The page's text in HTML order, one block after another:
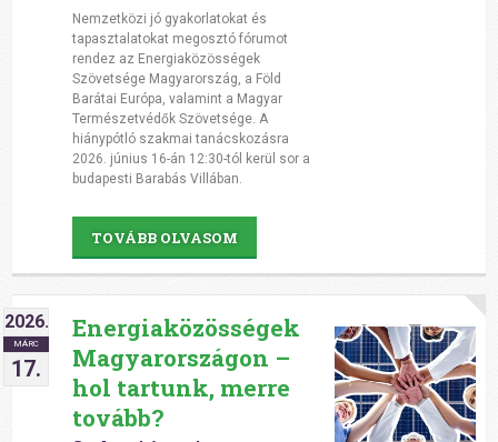
Nemzetközi jó gyakorlatokat és
tapasztalatokat megosztó fórumot
rendez az Energiaközösségek
Szövetsége Magyarország, a Föld
Barátai Európa, valamint a Magyar
Természetvédők Szövetsége. A
hiánypótló szakmai tanácskozásra
2026. június 16-án 12:30-tól kerül sor a
budapesti Barabás Villában.
TOVÁBB OLVASOM
2026.
MÁRC
17.
Energiaközösségek
Magyarországon –
hol tartunk, merre
tovább?